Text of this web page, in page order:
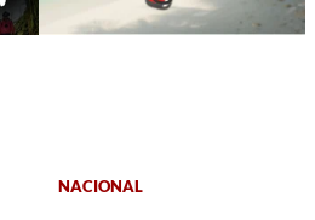
NACIONAL